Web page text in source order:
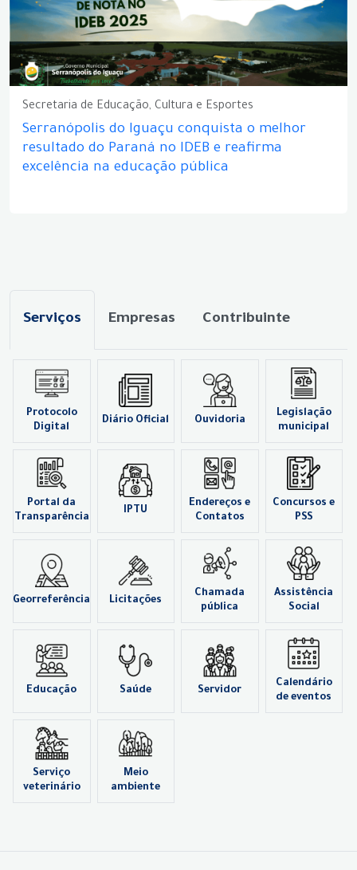
Secretaria de Educação, Cultura e Esportes
Serranópolis do Iguaçu conquista o melhor
resultado do Paraná no IDEB e reafirma
excelência na educação pública
Serviços Empresas Contribuinte
Protocolo
Digital
Diário Oficial Ouvidoria
Legislação
municipal
Portal da
Transparência
IPTU
Endereços e
Contatos
Concursos e
PSS
Georreferência Licitações
Chamada
pública
Assistência
Social
Educação Saúde Servidor
Calendário
de eventos
Serviço
veterinário
Meio
ambiente